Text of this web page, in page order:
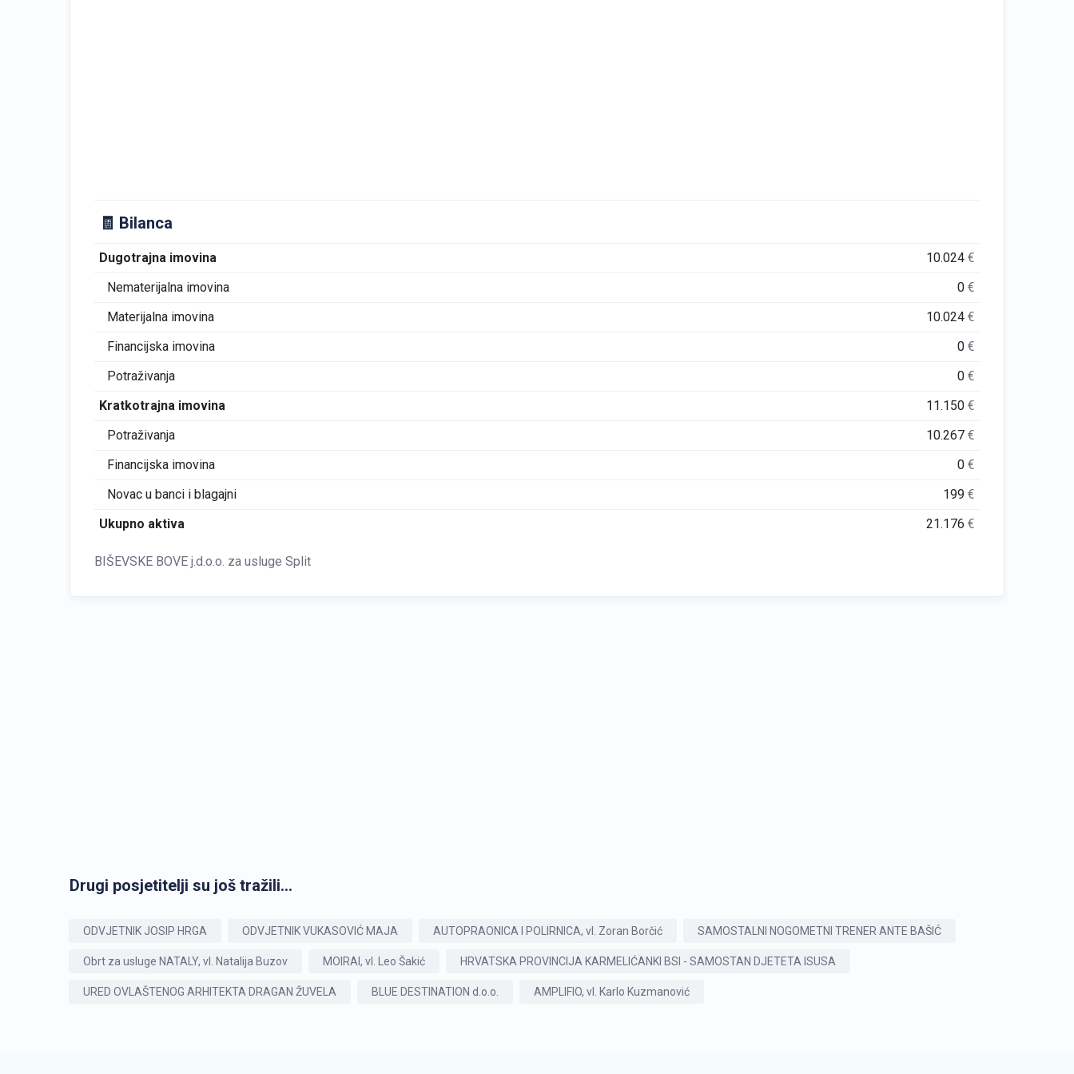
🧾 Bilanca
Dugotrajna imovina 10.024€
Nematerijalna imovina
0€
Materijalna imovina
10.024€
Financijska imovina
0€
Potraživanja
0€
Kratkotrajna imovina
11.150€
Potraživanja
10.267€
Financijska imovina
0€
Novac u banci i blagajni
199€
Ukupno aktiva
21.176€
BIŠEVSKE BOVE j.d.o.o. za usluge Split
Drugi posjetitelji su još tražili...
ODVJETNIK JOSIP HRGA ODVJETNIK VUKASOVIĆ MAJA AUTOPRAONICA I POLIRNICA, vl. Zoran Borčić SAMOSTALNI NOGOMETNI TRENER ANTE BAŠIĆ
Obrt za usluge NATALY, vl. Natalija Buzov MOIRAI, vl. Leo Šakić HRVATSKA PROVINCIJA KARMELIĆANKI BSI - SAMOSTAN DJETETA ISUSA
URED OVLAŠTENOG ARHITEKTA DRAGAN ŽUVELA BLUE DESTINATION d.o.o. AMPLIFIO, vl. Karlo Kuzmanović